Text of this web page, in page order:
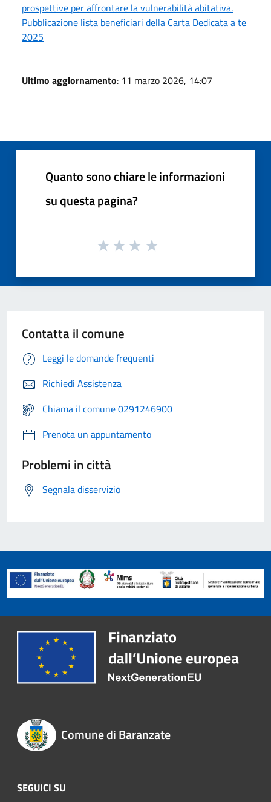
prospettive per affrontare la vulnerabilità abitativa.
Pubblicazione lista beneficiari della Carta Dedicata a te
2025
Ultimo aggiornamento: 11 marzo 2026, 14:07
Quanto sono chiare le informazioni
su questa pagina?
Contatta il comune
Leggi le domande frequenti
Richiedi Assistenza
Chiama il comune 0291246900
Prenota un appuntamento
Problemi in città
Segnala disservizio
Comune di Baranzate
SEGUICI SU